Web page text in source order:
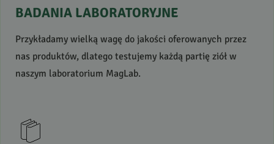
BADANIA LABORATORYJNE
Przykładamy wielką wagę do jakości oferowanych przez
nas produktów, dlatego testujemy każdą partię ziół w
naszym laboratorium MagLab.